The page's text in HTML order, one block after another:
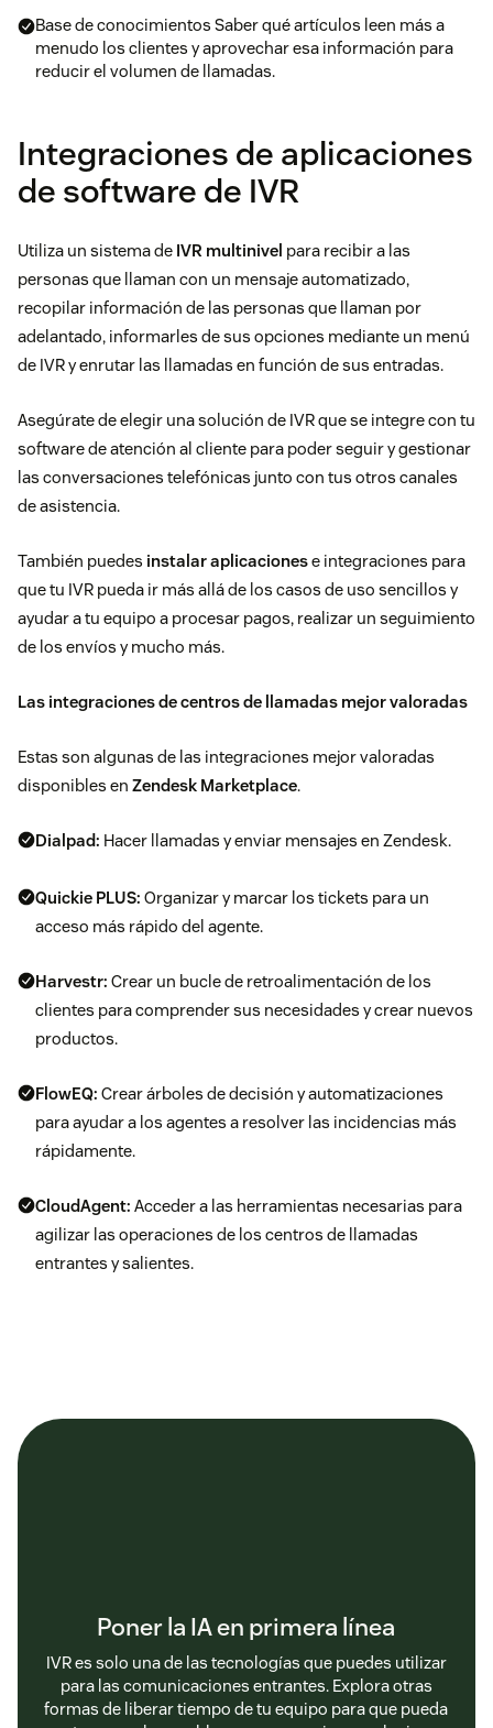
Base de conocimientos Saber qué artículos leen más a
menudo los clientes y aprovechar esa información para
reducir el volumen de llamadas.
Integraciones de aplicaciones
de software de IVR
Utiliza un sistema de IVR multinivel para recibir a las
personas que llaman con un mensaje automatizado,
recopilar información de las personas que llaman por
adelantado, informarles de sus opciones mediante un menú
de IVR y enrutar las llamadas en función de sus entradas.
Asegúrate de elegir una solución de IVR que se integre con tu
software de atención al cliente para poder seguir y gestionar
las conversaciones telefónicas junto con tus otros canales
de asistencia.
También puedes instalar aplicacionese integraciones para
que tu IVR pueda ir más allá de los casos de uso sencillos y
ayudar a tu equipo a procesar pagos, realizar un seguimiento
de los envíos y mucho más.
Las integraciones de centros de llamadas mejor valoradas
Estas son algunas de las integraciones mejor valoradas
disponibles en Zendesk Marketplace.
Dialpad: Hacer llamadas y enviar mensajes en Zendesk.
Quickie PLUS: Organizar y marcar los tickets para un
acceso más rápido del agente.
Harvestr: Crear un bucle de retroalimentación de los
clientes para comprender sus necesidades y crear nuevos
productos.
FlowEQ: Crear árboles de decisión y automatizaciones
para ayudar a los agentes a resolver las incidencias más
rápidamente.
CloudAgent: Acceder a las herramientas necesarias para
agilizar las operaciones de los centros de llamadas
entrantes y salientes.
Poner la IA en primera línea
IVR es solo una de las tecnologías que puedes utilizar
para las comunicaciones entrantes. Explora otras
formas de liberar tiempo de tu equipo para que pueda